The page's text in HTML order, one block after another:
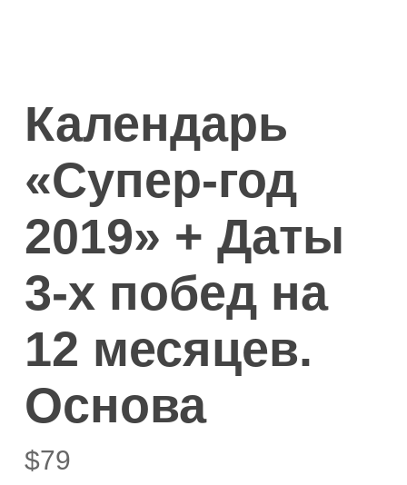
Календарь
«Супер-год
2019» + Даты
3-х побед на
12 месяцев.
Основа
$79